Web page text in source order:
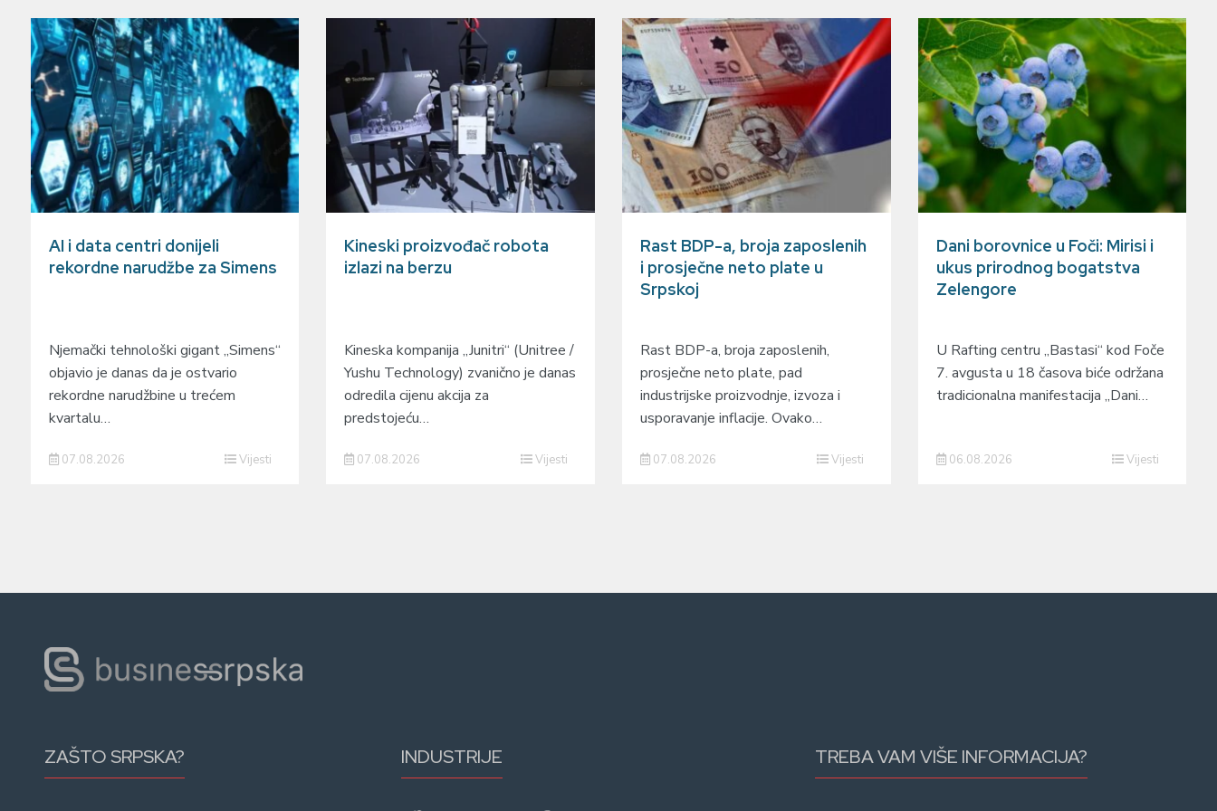
AI i data centri donijeli
rekordne narudžbe za Simens
Njemački tehnološki gigant „Simens“
objavio je danas da je ostvario
rekordne narudžbine u trećem
kvartalu…
07.08.2026 Vijesti
Kineski proizvođač robota
izlazi na berzu
Kineska kompanija „Junitri“ (Unitree /
Yushu Technology) zvanično je danas
odredila cijenu akcija za
predstojeću…
07.08.2026 Vijesti
Rast BDP-a, broja zaposlenih
i prosječne neto plate u
Srpskoj
Rast BDP-a, broja zaposlenih,
prosječne neto plate, pad
industrijske proizvodnje, izvoza i
usporavanje inflacije. Ovako…
07.08.2026 Vijesti
Dani borovnice u Foči: Mirisi i
ukus prirodnog bogatstva
Zelengore
U Rafting centru „Bastasi“ kod Foče
7. avgusta u 18 časova biće održana
tradicionalna manifestacija „Dani…
06.08.2026 Vijesti
ZAŠTO SRPSKA? INDUSTRIJE TREBA VAM VIŠE INFORMACIJA?